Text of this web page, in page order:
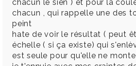
chacun le sien ) et pour la
chacun , qui rappelle une des
peint
hate de voir le résultat ( peut
échelle ( si ça existe) qui
est seule pour qu'elle ne